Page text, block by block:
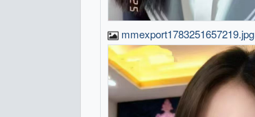
mmexport1783251657219.jpg